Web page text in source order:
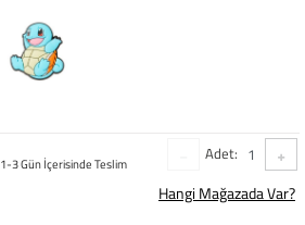
Tekerlekli
Adet:
1-3 Gün İçerisinde Teslim
Hangi Mağazada Var?